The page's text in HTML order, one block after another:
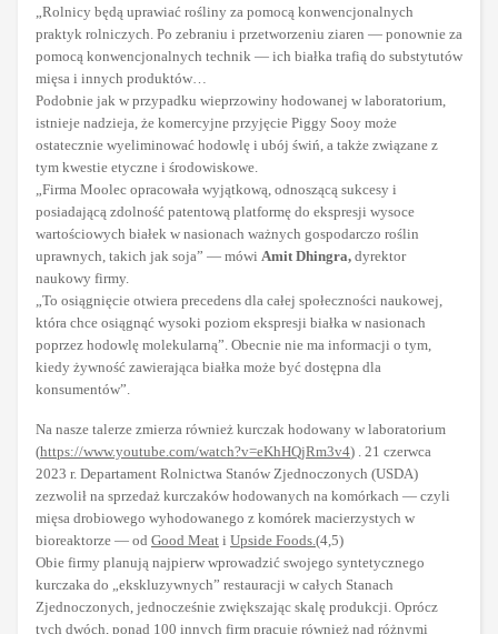
„Rolnicy będą uprawiać rośliny za pomocą konwencjonalnych
praktyk rolniczych. Po zebraniu i przetworzeniu ziaren — ponownie za
pomocą konwencjonalnych technik — ich białka trafią do substytutów
mięsa i innych produktów…
Podobnie jak w przypadku wieprzowiny hodowanej w laboratorium,
istnieje nadzieja, że komercyjne przyjęcie Piggy Sooy może
ostatecznie wyeliminować hodowlę i ubój świń, a także związane z
tym kwestie etyczne i środowiskowe.
„Firma Moolec opracowała wyjątkową, odnoszącą sukcesy i
posiadającą zdolność patentową platformę do ekspresji wysoce
wartościowych białek w nasionach ważnych gospodarczo roślin
uprawnych, takich jak soja” — mówi Amit Dhingra, dyrektor
naukowy firmy.
„To osiągnięcie otwiera precedens dla całej społeczności naukowej,
która chce osiągnąć wysoki poziom ekspresji białka w nasionach
poprzez hodowlę molekularną”. Obecnie nie ma informacji o tym,
kiedy żywność zawierająca białka może być dostępna dla
konsumentów”.
Na nasze talerze zmierza również kurczak hodowany w laboratorium
(https://www.youtube.com/watch?v=eKhHQjRm3v4) . 21 czerwca
2023 r. Departament Rolnictwa Stanów Zjednoczonych (USDA)
zezwolił na sprzedaż kurczaków hodowanych na komórkach — czyli
mięsa drobiowego wyhodowanego z komórek macierzystych w
bioreaktorze — od Good Meat i Upside Foods.(4,5)
Obie firmy planują najpierw wprowadzić swojego syntetycznego
kurczaka do „ekskluzywnych” restauracji w całych Stanach
Zjednoczonych, jednocześnie zwiększając skalę produkcji. Oprócz
tych dwóch, ponad 100 innych firm pracuje również nad różnymi